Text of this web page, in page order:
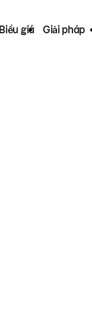
Biểu giá Giải pháp